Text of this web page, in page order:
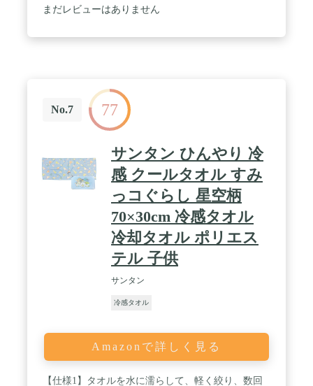
ってひんやり冷感！吸水、保水、蒸発による気化熱
すると生地温度が低下し、ひんやり冷たく感じま
す。 （※振る時にはまわりに人や物がないことを確
認してください。） ・ぬるくなってきたら再度振り
ますと、冷たくなります。（汗の水分でも冷却効果
まだレビューはありません
No.7 77
サンタン ひんやり 冷
感 クールタオル すみ
っコぐらし 星空柄
70×30cm 冷感タオル
冷却タオル ポリエス
テル 子供
サンタン
冷感タオル
Amazonで詳しく見る
【仕様1】タオルを水に濡らして、軽く絞り、数回